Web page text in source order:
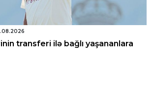
transferi ilə bağlı yaşananlara